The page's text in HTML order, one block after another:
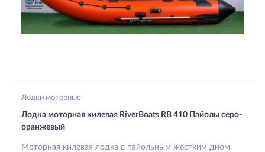
Лодки моторные
Лодка моторная килевая RiverBoats RB 410 Пайолы серо-
оранжевый
Моторная килевая лодка с пайольным жестким дном.